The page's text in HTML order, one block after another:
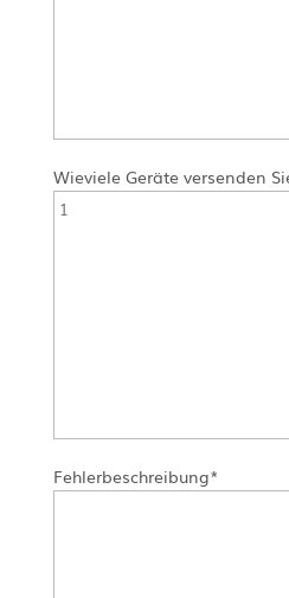
Wieviele Geräte versenden
Fehlerbeschreibung*